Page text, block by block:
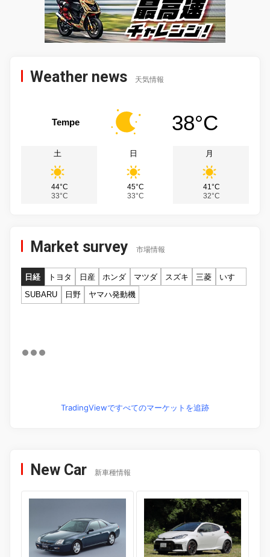
Weather news 天気情報
Tempe 38°C
土
44°C
33°C
日
45°C
33°C
月
41°C
32°C
Market survey 市場情報
日経 トヨタ 日産 ホンダ マツダ スズキ 三菱
いすゞ
SUBARU
日野 ヤマハ発動機
TradingViewですべてのマーケットを追跡
New Car 新車種情報